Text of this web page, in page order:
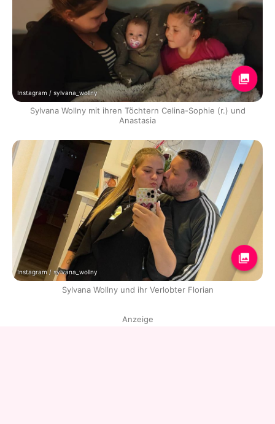
Instagram / sylvana_wollny
Sylvana Wollny mit ihren Töchtern Celina-Sophie (r.) und
Anastasia
Instagram / sylvana_wollny
Sylvana Wollny und ihr Verlobter Florian
Anzeige